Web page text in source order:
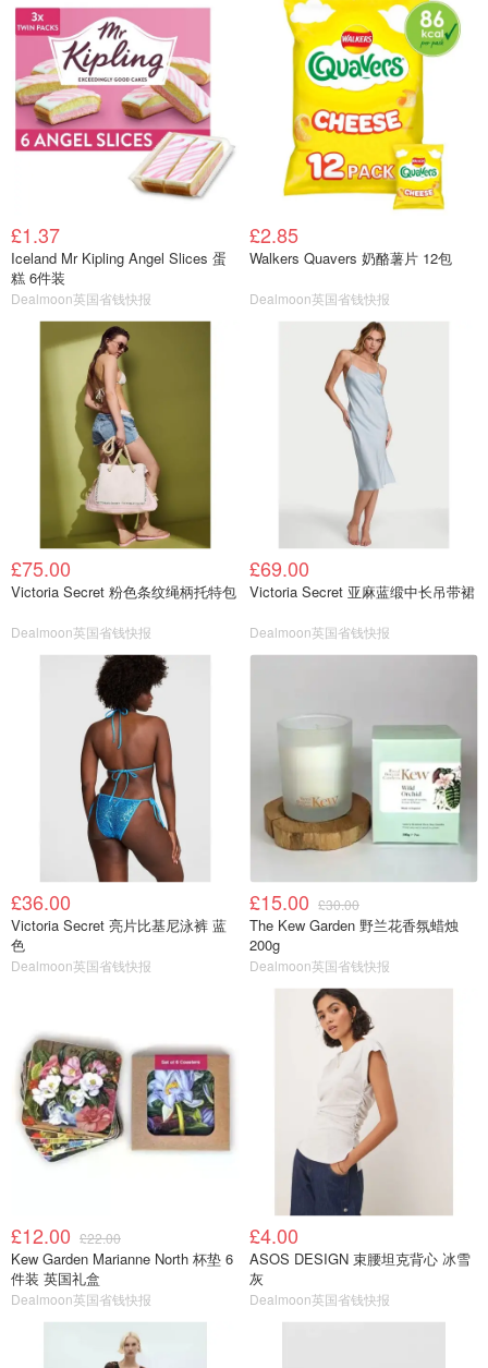
£1.37
Iceland Mr Kipling Angel Slices 蛋
糕 6件装
Dealmoon英国省钱快报
£2.85
Walkers Quavers 奶酪薯片 12包
Dealmoon英国省钱快报
£75.00
Victoria Secret 粉色条纹绳柄托特包
Dealmoon英国省钱快报
£69.00
Victoria Secret 亚麻蓝缎中长吊带裙
Dealmoon英国省钱快报
£36.00
Victoria Secret 亮片比基尼泳裤 蓝
色
Dealmoon英国省钱快报
£15.00 £30.00
The Kew Garden 野兰花香氛蜡烛
200g
Dealmoon英国省钱快报
£12.00 £22.00
Kew Garden Marianne North 杯垫 6
件装 英国礼盒
Dealmoon英国省钱快报
£4.00
ASOS DESIGN 束腰坦克背心 冰雪
灰
Dealmoon英国省钱快报